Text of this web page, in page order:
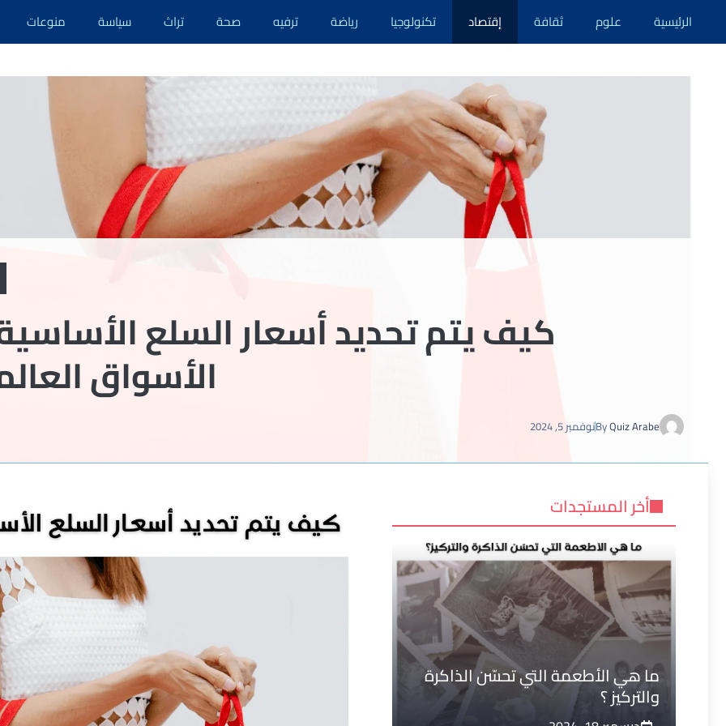
الرئيسية علوم ثقافة إقتصاد تكنولوجيا رياضة ترفيه صحة تراث سياسة منوعات
كيف يتم تحديد أسعار السلع
الأسواق
ByQuiz Arabe نوفمبر 5, 2024
أخر المستجدات
ما هي الأطعمة التي تحسّن الذاكرة
والتركيز ؟